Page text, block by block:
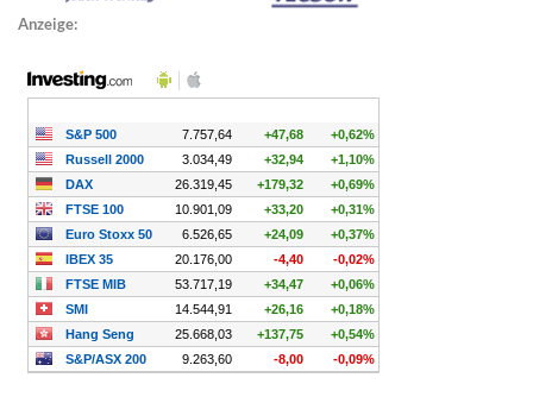
Anzeige: